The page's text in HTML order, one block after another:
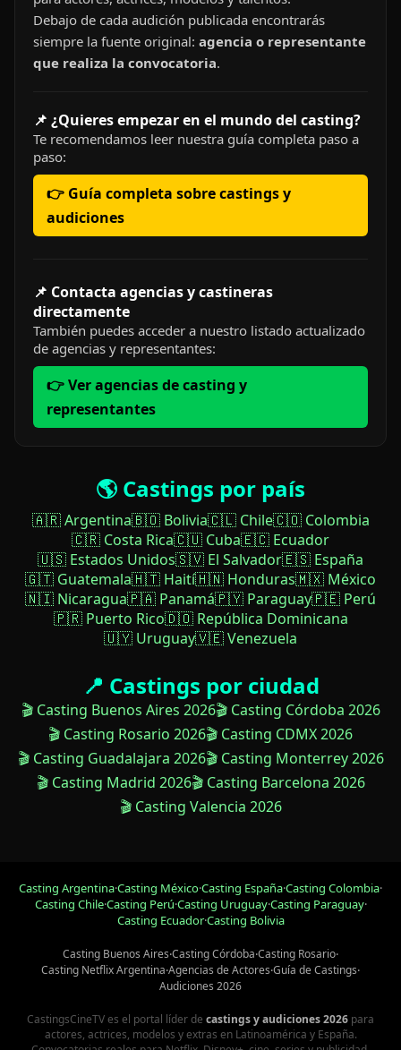
Debajo de cada audición publicada encontrarás
siempre la fuente original: agencia o representante
que realiza la convocatoria.
📌 ¿Quieres empezar en el mundo del casting?
Te recomendamos leer nuestra guía completa paso a
paso:
👉 Guía completa sobre castings y
audiciones
📌 Contacta agencias y castineras
directamente
También puedes acceder a nuestro listado actualizado
de agencias y representantes:
👉 Ver agencias de casting y
representantes
🌎 Castings por país
🇦🇷 Argentina🇧🇴 Bolivia🇨🇱 Chile🇨🇴 Colombia
🇨🇷 Costa Rica🇨🇺 Cuba🇪🇨 Ecuador
🇺🇸 Estados Unidos🇸🇻 El Salvador🇪🇸 España
🇬🇹 Guatemala🇭🇹 Haití🇭🇳 Honduras🇲🇽 México
🇳🇮 Nicaragua🇵🇦 Panamá🇵🇾 Paraguay🇵🇪 Perú
🇵🇷 Puerto Rico🇩🇴 República Dominicana
🇺🇾 Uruguay🇻🇪 Venezuela
📍 Castings por ciudad
🎬 Casting Buenos Aires 2026🎬 Casting Córdoba 2026
🎬 Casting Rosario 2026🎬 Casting CDMX 2026
🎬 Casting Guadalajara 2026🎬 Casting Monterrey 2026
🎬 Casting Madrid 2026🎬 Casting Barcelona 2026
🎬 Casting Valencia 2026
Casting Argentina·Casting México·Casting España·Casting Colombia·
Casting Chile·Casting Perú·Casting Uruguay·Casting Paraguay·
Casting Ecuador·Casting Bolivia
Casting Buenos Aires·Casting Córdoba·Casting Rosario·
Casting Netflix Argentina·Agencias de Actores·Guía de Castings·
Audiciones 2026
CastingsCineTV es el portal líder de castings y audiciones 2026 para
actores, actrices, modelos y extras en Latinoamérica y España.